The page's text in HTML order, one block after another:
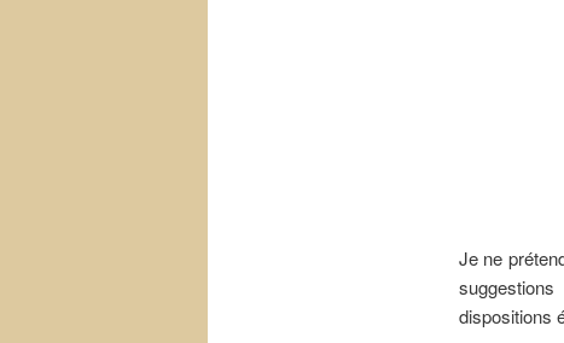
Je ne
dispositions